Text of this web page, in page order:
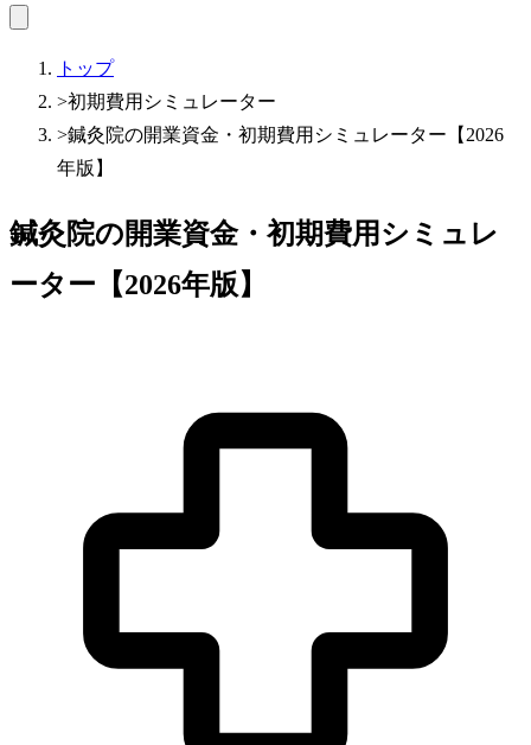
トップ
>初期費用シミュレーター
>鍼灸院の開業資金・初期費用シミュレーター【2026
年版】
鍼灸院の開業資金・初期費用シミュレ
ーター【2026年版】